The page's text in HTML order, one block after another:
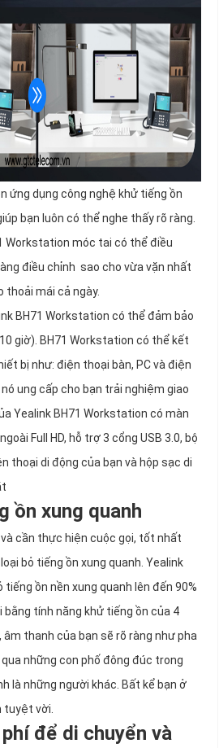
ứng dụng công nghệ khử tiếng ồn
bạn luôn có thể nghe thấy rõ ràng.
Workstation móc tai có thể điều
điều chỉnh sao cho vừa vặn nhất
thoải mái cả ngày.
BH71 Workstation có thể đảm bảo
giờ). BH71 Workstation có thể kết
bị như: điện thoại bàn, PC và điện
ung cấp cho bạn trải nghiệm giao
Yealink BH71 Workstation có màn
Full HD, hỗ trợ 3 cổng USB 3.0, bộ
thoại di động của bạn và hộp sạc di
ồn xung quanh
và cần thực hiện cuộc gọi, tốt nhất
bỏ tiếng ồn xung quanh. Yealink
tiếng ồn nền xung quanh lên đến 90%
bằng tính năng khử tiếng ồn của 4
thanh của bạn sẽ rõ ràng như pha
qua những con phố đông đúc trong
là những người khác. Bất kể bạn ở
tuyệt vời.
để di chuyển và